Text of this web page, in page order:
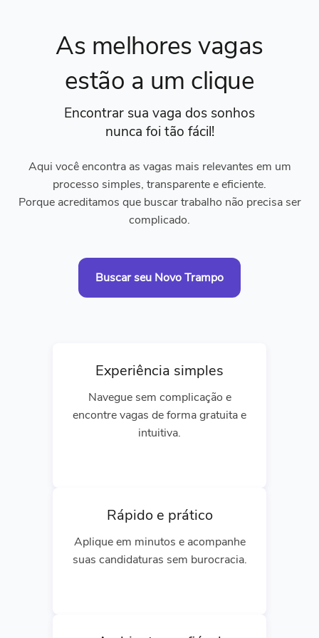
As melhores vagas
estão a um clique
Encontrar sua vaga dos sonhos
nunca foi tão fácil!
Aqui você encontra as vagas mais relevantes em um
processo simples, transparente e eficiente.
Porque acreditamos que buscar trabalho não precisa ser
complicado.
Buscar seu Novo Trampo
Experiência simples
Navegue sem complicação e
encontre vagas de forma gratuita e
intuitiva.
Rápido e prático
Aplique em minutos e acompanhe
suas candidaturas sem burocracia.